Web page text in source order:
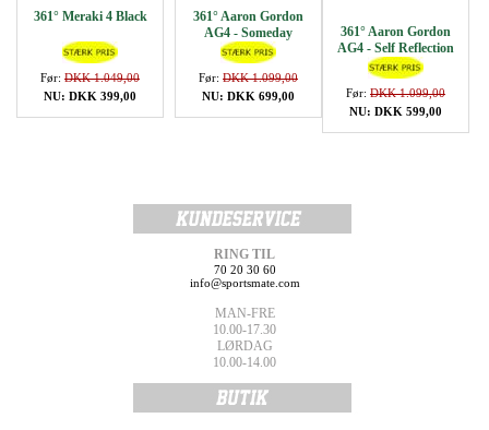
361° Meraki 4 Black
Før: DKK 1.049,00
NU: DKK 399,00
361° Aaron Gordon
AG4 - Someday
Før: DKK 1.099,00
NU: DKK 699,00
361° Aaron Gordon
AG4 - Self Reflection
Før: DKK 1.099,00
NU: DKK 599,00
RING TIL
70 20 30 60
info@sportsmate.com
MAN-FRE
10.00-17.30
LØRDAG
10.00-14.00